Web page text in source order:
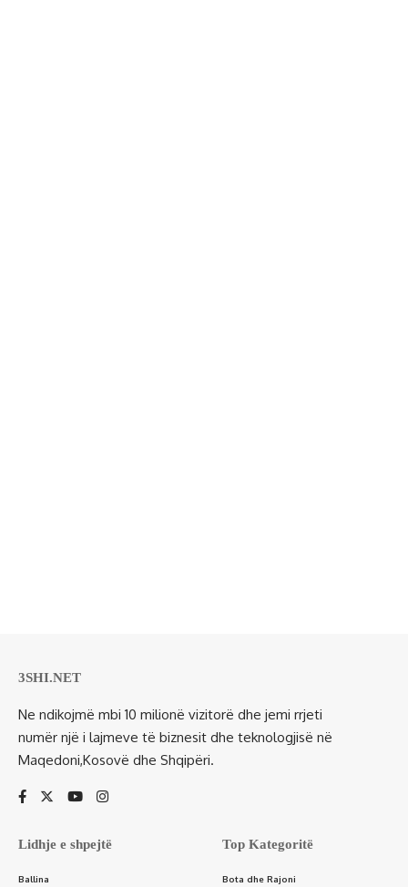
3SHI.NET
Ne ndikojmë mbi 10 milionë vizitorë dhe jemi rrjeti
numër një i lajmeve të biznesit dhe teknologjisë në
Maqedoni,Kosovë dhe Shqipëri.
Lidhje e shpejtë
Ballina
Top Kategoritë
Bota dhe Rajoni